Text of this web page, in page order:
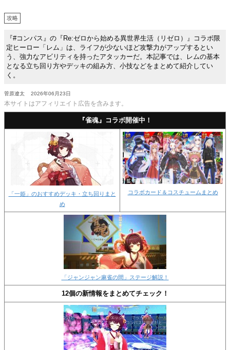
攻略
『#コンパス』の『Re:ゼロから始める異世界生活（リゼロ）』コラボ限
定ヒーロー「レム」は、ライフが少ないほど攻撃力がアップするとい
う、強力なアビリティを持ったアタッカーだ。本記事では、レムの基本
となる立ち回り方やデッキの組み方、小技などをまとめて紹介してい
く。
菅原遼太 2026年06月23日
本サイトはアフィリエイト広告を含みます。
『雀魂』コラボ開催中！
「一姫」のおすすめデッキ・立ち回りまと
め
コラボカード＆コスチュームまとめ
「ジャンジャン麻雀の間」ステージ解説！
12個の新情報をまとめてチェック！